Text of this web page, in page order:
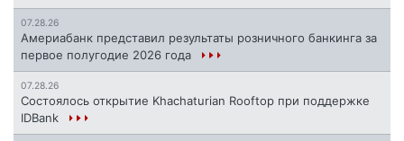
07.28.26
Америабанк представил результаты розничного банкинга за
первое полугодие 2026 года
07.28.26
Состоялось открытие Khachaturian Rooftop при поддержке
IDBank